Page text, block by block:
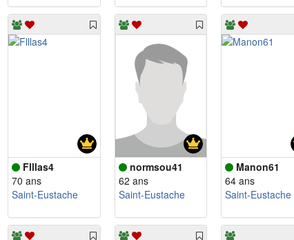
Flllas4
70 ans
Saint-Eustache
normsou41
62 ans
Saint-Eustache
Manon61
64 ans
Saint-Eustache